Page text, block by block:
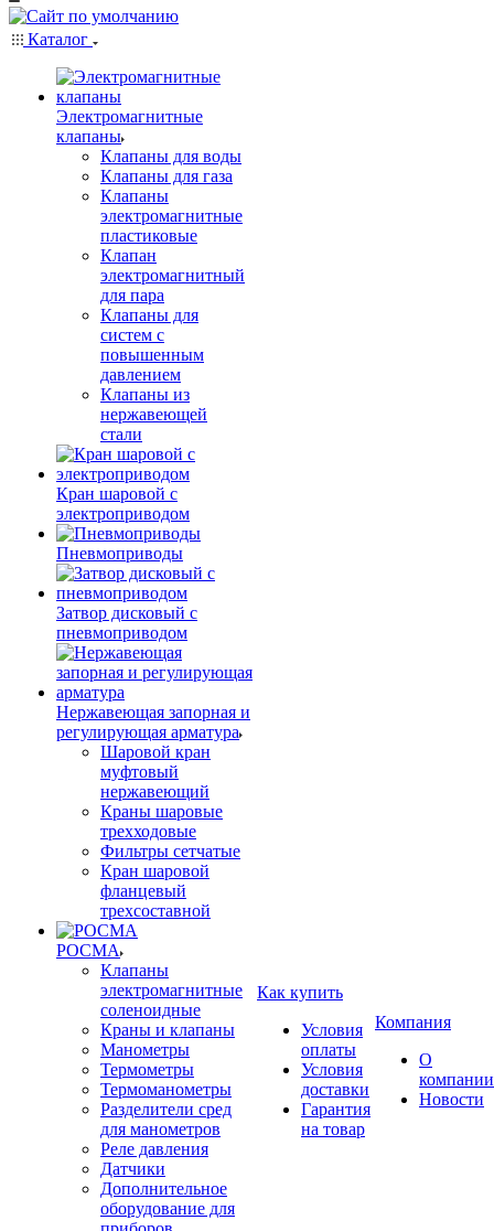
Каталог
Электромагнитные
клапаны
Клапаны для воды
Клапаны для газа
Клапаны
электромагнитные
пластиковые
Клапан
электромагнитный
для пара
Клапаны для
систем с
повышенным
давлением
Клапаны из
нержавеющей
стали
Кран шаровой с
электроприводом
Пневмоприводы
Затвор дисковый с
пневмоприводом
Нержавеющая запорная и
регулирующая арматура
Шаровой кран
муфтовый
нержавеющий
Краны шаровые
трехходовые
Фильтры сетчатые
Кран шаровой
фланцевый
трехсоставной
РОСМА
Клапаны
электромагнитные
соленоидные
Краны и клапаны
Манометры
Термометры
Термоманометры
Разделители сред
для манометров
Реле давления
Датчики
Дополнительное
оборудование для
Как купить
Условия
оплаты
Условия
доставки
Гарантия
на товар
Компания
О
компании
Новости